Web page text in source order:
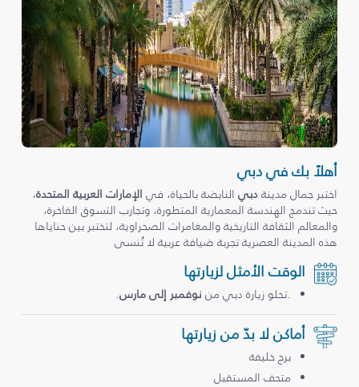
أهلاً بك في دبي
اختبر جمال مدينةدبيالنابضة بالحياة، في الإمارات العربية المتحدة،
حيث تندمج الهندسة المعمارية المتطورة، وتجارب التسوق الفاخرة،
والمعالم الثقافة التاريخية والمغامرات الصحراوية، لتختبر بين حناياها
هذه المدينة العصرية تجربة ضيافة عربية لا تُنسى
الوقت الأمثل لزيارتها
.تحلو زيارة دبي من نوفمبر إلى مارس.
أماكن لا بدّ من زيارتها
برج خليفة
متحف المستقبل